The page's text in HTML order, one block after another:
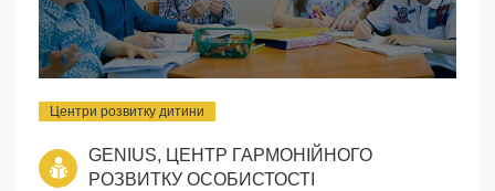
Центри розвитку дитини
GENIUS, ЦЕНТР ГАРМОНІЙНОГО
РОЗВИТКУ ОСОБИСТОСТІ